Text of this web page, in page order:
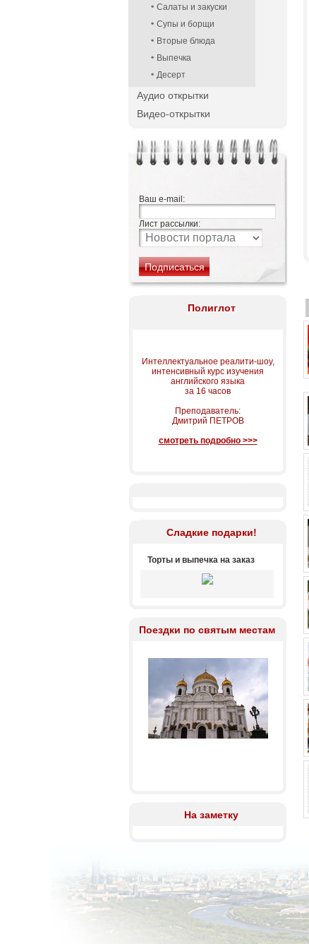
Салаты и закуски
Супы и борщи
Вторые блюда
Выпечка
Десерт
Аудио открытки
Видео-открытки
Ваш e-mail:
Лист рассылки:
Полиглот
Интеллектуальное реалити-шоу,
интенсивный курс изучения
английского языка
за 16 часов
Преподаватель:
Дмитрий ПЕТРОВ
смотреть подробно >>>
Сладкие подарки!
Торты и выпечка на заказ
Поездки по святым местам
На заметку